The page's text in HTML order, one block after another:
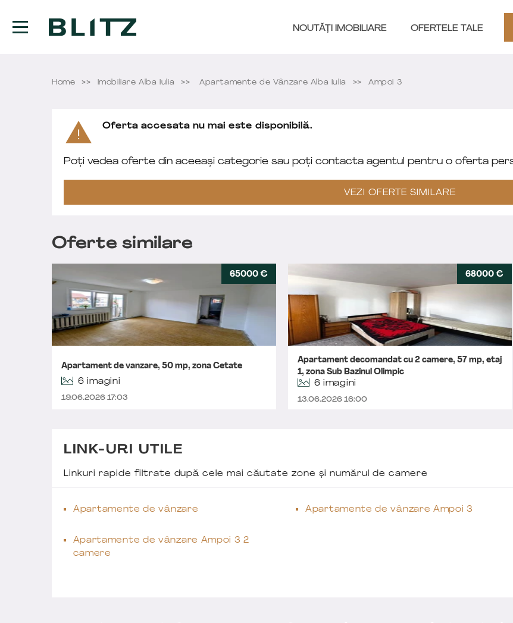
NOUTĂȚI IMOBILIARE OFERTELE TALE
Home Imobiliare Alba Iulia Apartamente de Vânzare Alba Iulia Ampoi 3
Oferta accesata nu mai este disponibilă.
Poți vedea oferte din aceeași categorie sau poți contacta agentul pentru o oferta
VEZI OFERTE SIMILARE
Oferte similare
65000 €
Apartament de vanzare, 50 mp, zona Cetate
6 imagini
19.06.2026 17:03
68000 €
Apartament decomandat cu 2 camere, 57 mp, etaj
1, zona Sub Bazinul Olimpic
6 imagini
13.06.2026 16:00
LINK-URI UTILE
Linkuri rapide filtrate după cele mai căutate zone și numărul de camere
Apartamente de vânzare Apartamente de vânzare Ampoi 3
Apartamente de vânzare Ampoi 3 2
camere